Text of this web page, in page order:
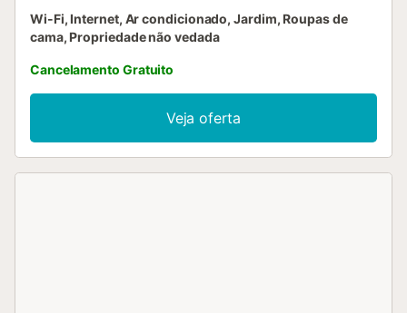
Wi-Fi, Internet, Ar condicionado, Jardim, Roupas de
cama, Propriedade não vedada
Cancelamento Gratuito
Veja oferta